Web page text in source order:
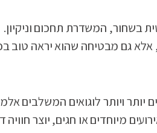
אלא גם מבטיחה שהוא יראה טוב
יותר ויותר לוגואים המשלבים